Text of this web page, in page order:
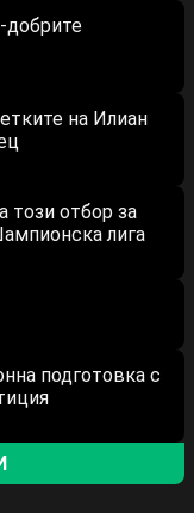
добрите
на Илиан
този отбор за
лига
подготовка с